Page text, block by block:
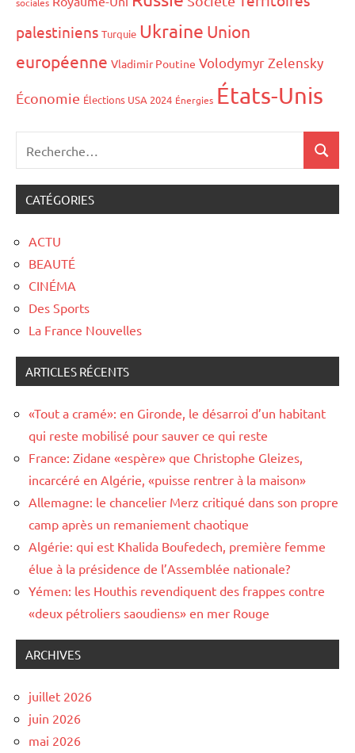
palestiniens Turquie Ukraine Union
européenne Vladimir Poutine Volodymyr Zelensky
Économie Élections USA 2024 Énergies États-Unis
CATÉGORIES
ACTU
BEAUTÉ
CINÉMA
Des Sports
La France Nouvelles
ARTICLES RÉCENTS
«Tout a cramé»: en Gironde, le désarroi d’un habitant
qui reste mobilisé pour sauver ce qui reste
France: Zidane «espère» que Christophe Gleizes,
incarcéré en Algérie, «puisse rentrer à la maison»
Allemagne: le chancelier Merz critiqué dans son propre
camp après un remaniement chaotique
Algérie: qui est Khalida Boufedech, première femme
élue à la présidence de l’Assemblée nationale?
Yémen: les Houthis revendiquent des frappes contre
«deux pétroliers saoudiens» en mer Rouge
ARCHIVES
juillet 2026
juin 2026
mai 2026